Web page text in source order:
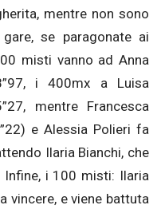
mentre non sono
se paragonate ai
misti vanno ad Anna
i 400mx a Luisa
mentre Francesca
e Alessia Polieri fa
Ilaria Bianchi, che
i 100 misti: Ilaria
vincere, e viene battuta